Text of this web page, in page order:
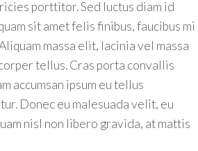
porttitor. Sed luctus diam id
sit amet felis finibus, faucibus mi
massa elit, lacinia vel massa
tellus. Cras porta convallis
accumsan ipsum eu tellus
Donec eu malesuada velit, eu
nisl non libero gravida, at mattis